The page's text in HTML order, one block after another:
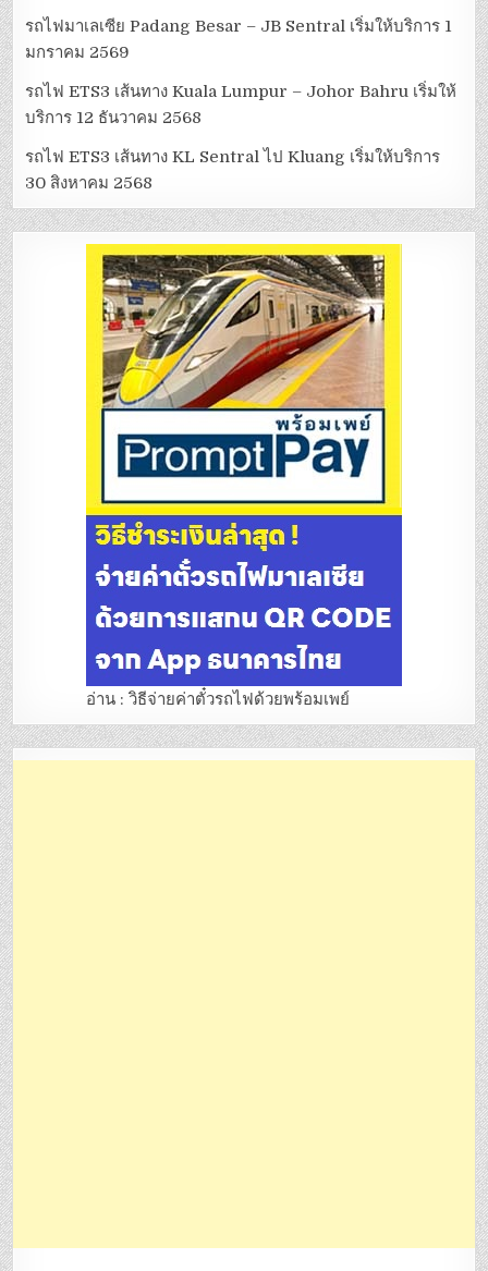
รถไฟมาเลเซีย Padang Besar – JB Sentral เริ่มให้บริการ 1
มกราคม 2569
รถไฟ ETS3 เส้นทาง Kuala Lumpur – Johor Bahru เริ่มให้
บริการ 12 ธันวาคม 2568
รถไฟ ETS3 เส้นทาง KL Sentral ไป Kluang เริ่มให้บริการ
30 สิงหาคม 2568
อ่าน : วิธีจ่ายค่าตั๋วรถไฟด้วยพร้อมเพย์